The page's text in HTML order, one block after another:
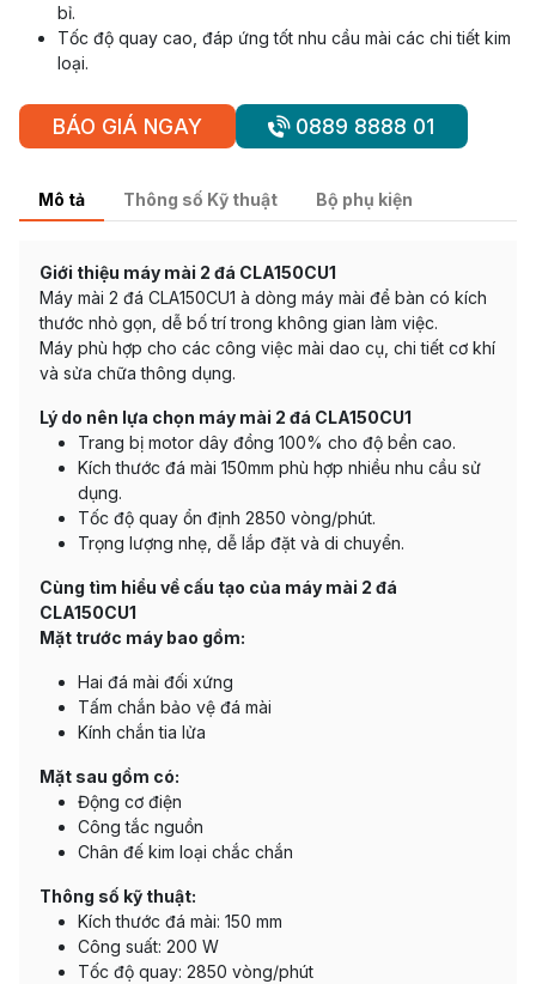
bỉ.
Tốc độ quay cao, đáp ứng tốt nhu cầu mài các chi tiết kim
loại.
BÁO GIÁ NGAY 0889 8888 01
Mô tả Thông số Kỹ thuật Bộ phụ kiện
Giới thiệu máy mài 2 đá CLA150CU1
Máy mài 2 đá CLA150CU1 à dòng máy mài để bàn có kích
thước nhỏ gọn, dễ bố trí trong không gian làm việc.
Máy phù hợp cho các công việc mài dao cụ, chi tiết cơ khí
và sửa chữa thông dụng.
Lý do nên lựa chọn máy mài 2 đá CLA150CU1
Trang bị motor dây đồng 100% cho độ bền cao.
Kích thước đá mài 150mm phù hợp nhiều nhu cầu sử
dụng.
Tốc độ quay ổn định 2850 vòng/phút.
Trọng lượng nhẹ, dễ lắp đặt và di chuyển.
Cùng tìm hiểu về cấu tạo của máy mài 2 đá
CLA150CU1
Mặt trước máy bao gồm:
Hai đá mài đối xứng
Tấm chắn bảo vệ đá mài
Kính chắn tia lửa
Mặt sau gồm có:
Động cơ điện
Công tắc nguồn
Chân đế kim loại chắc chắn
Thông số kỹ thuật:
Kích thước đá mài: 150 mm
Công suất: 200 W
Tốc độ quay: 2850 vòng/phút